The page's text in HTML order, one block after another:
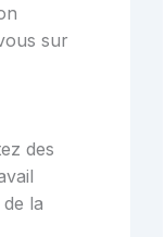
sur
des
la